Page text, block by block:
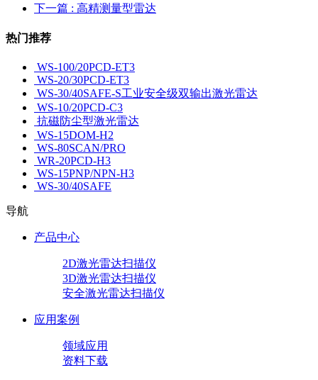
下一篇 : 高精测量型雷达
热门推荐
WS-100/20PCD-ET3
WS-20/30PCD-ET3
WS-30/40SAFE-S工业安全级双输出激光雷达
WS-10/20PCD-C3
抗磁防尘型激光雷达
WS-15DOM-H2
WS-80SCAN/PRO
WR-20PCD-H3
WS-15PNP/NPN-H3
WS-30/40SAFE
导航
产品中心
2D激光雷达扫描仪
3D激光雷达扫描仪
安全激光雷达扫描仪
应用案例
领域应用
资料下载